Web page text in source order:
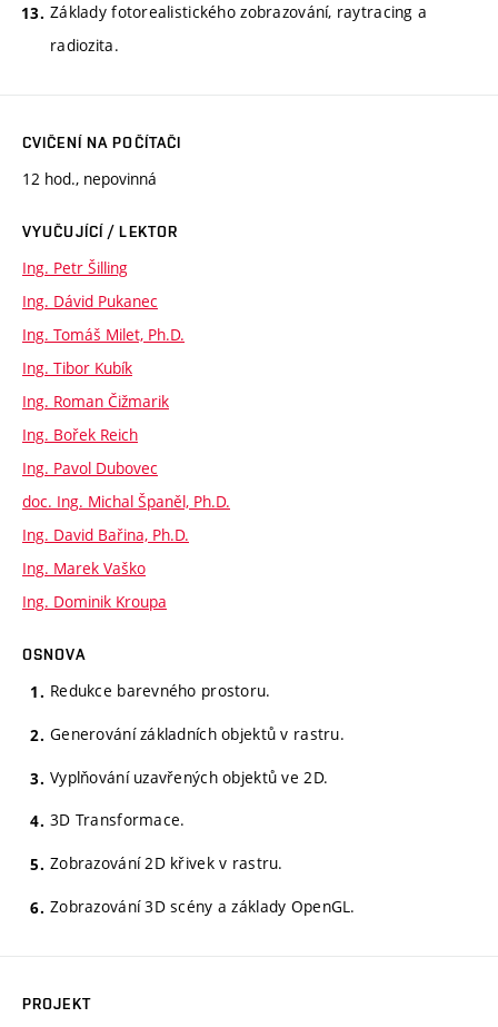
Základy fotorealistického zobrazování, raytracing a
radiozita.
CVIČENÍ NA POČÍTAČI
12 hod., nepovinná
VYUČUJÍCÍ / LEKTOR
Ing. Petr Šilling
Ing. Dávid Pukanec
Ing. Tomáš Milet, Ph.D.
Ing. Tibor Kubík
Ing. Roman Čižmarik
Ing. Bořek Reich
Ing. Pavol Dubovec
doc. Ing. Michal Španěl, Ph.D.
Ing. David Bařina, Ph.D.
Ing. Marek Vaško
Ing. Dominik Kroupa
OSNOVA
Redukce barevného prostoru.
Generování základních objektů v rastru.
Vyplňování uzavřených objektů ve 2D.
3D Transformace.
Zobrazování 2D křivek v rastru.
Zobrazování 3D scény a základy OpenGL.
PROJEKT